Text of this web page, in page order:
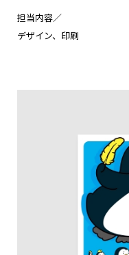
担当内容／
デザイン
印刷